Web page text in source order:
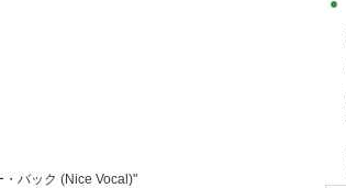
バック (Nice Vocal)"